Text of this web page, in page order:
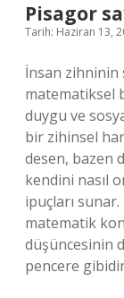
Pisagor
Tarih: Haziran 13,
İnsan zihninin
matematiksel
duygu ve
bir zihinsel
desen, bazen
kendini nasıl
ipuçları sunar.
matematik
düşüncesinin
pencere